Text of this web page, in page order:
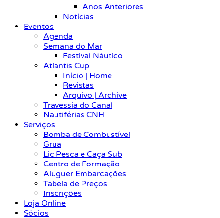
Anos Anteriores
Notícias
Eventos
Agenda
Semana do Mar
Festival Náutico
Atlantis Cup
Início | Home
Revistas
Arquivo | Archive
Travessia do Canal
Nautiférias CNH
Serviços
Bomba de Combustível
Grua
Lic Pesca e Caça Sub
Centro de Formação
Aluguer Embarcações
Tabela de Preços
Inscrições
Loja Online
Sócios